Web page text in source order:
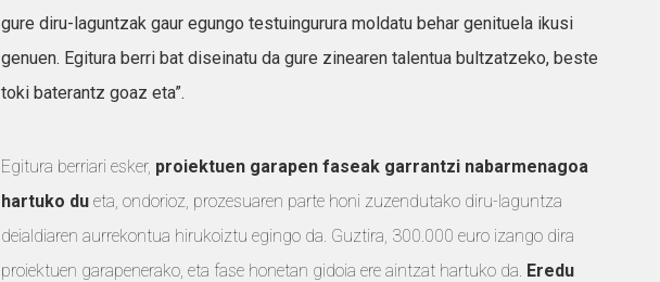
gure diru-laguntzak gaur egungo testuingurura moldatu behar genituela ikusi
genuen. Egitura berri bat diseinatu da gure zinearen talentua bultzatzeko, beste
toki baterantz goaz eta”.
Egitura berriari esker, proiektuen garapen faseak garrantzi nabarmenagoa
hartuko du eta, ondorioz, prozesuaren parte honi zuzendutako diru-laguntza
deialdiaren aurrekontua hirukoiztu egingo da. Guztira, 300.000 euro izango dira
proiektuen garapenerako, eta fase honetan gidoia ere aintzat hartuko da. Eredu